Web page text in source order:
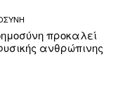
προκαλεί
ανθρώπινης